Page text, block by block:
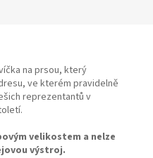
na prsou, který
ve kterém pravidelně
reprezentantů v
velikostem a nelze
výstroj.